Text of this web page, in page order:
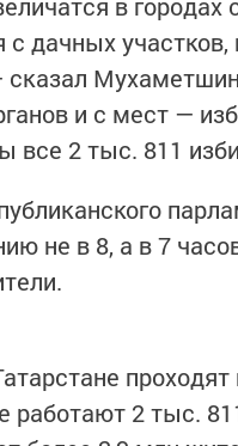
дачных
и с мест —
все 2 тыс. 811
не в 8, а в 7
работают 2 тыс.